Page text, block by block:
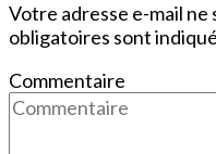
Votre adresse e-mail ne
obligatoires sont
Commentaire